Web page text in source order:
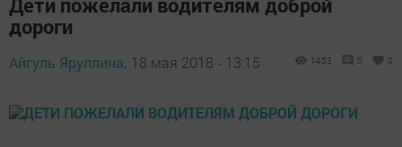
дороги
Айгуль Яруллина, 18 мая 2018 - 13:15 1453 0 0